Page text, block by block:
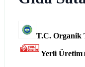
T.C. Organik
Yerli Üretim